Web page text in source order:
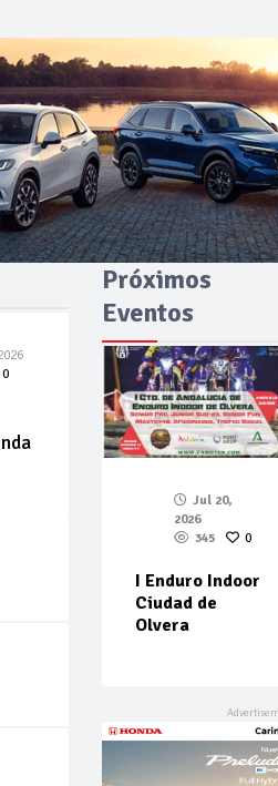
0
Próximos
Eventos
Jul 20,
2026
345
0
I Enduro Indoor
Ciudad de
Olvera